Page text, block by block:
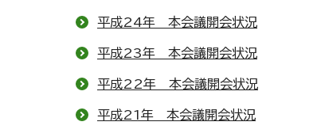
平成24年 本会議開会状況
平成23年 本会議開会状況
平成22年 本会議開会状況
平成21年 本会議開会状況